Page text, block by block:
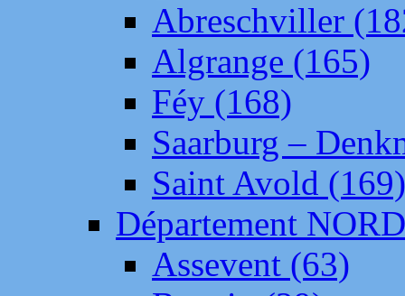
Abreschviller
Algrange (165)
Féy (168)
Saarburg –
Saint Avold (169)
Département NORD
Assevent (63)